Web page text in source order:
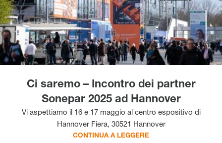
Ci saremo – Incontro dei partner
Sonepar 2025 ad Hannover
Vi aspettiamo il 16 e 17 maggio al centro espositivo di
Hannover Fiera, 30521 Hannover
CONTINUA A LEGGERE